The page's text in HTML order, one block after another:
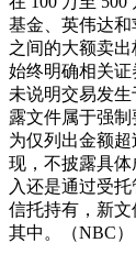
基金、英伟达和
之间的大额卖
始终明确相关
未说明交易发
露文件属于强
为仅列出金额
现，不披露具
入还是通过受
信托持有，新
其中。（NBC）